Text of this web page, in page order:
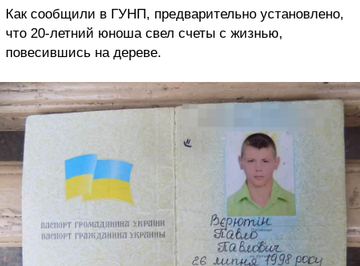
Как сообщили в ГУНП, предварительно установлено,
что 20-летний юноша свел счеты с жизнью,
повесившись на дереве.